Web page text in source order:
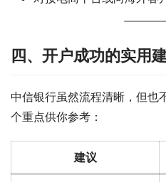
四、开户成功的实用
中信银行虽然流程清晰，但也
个重点供你参考：
建议